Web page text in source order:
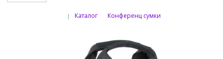
| Каталог Конференц сумки